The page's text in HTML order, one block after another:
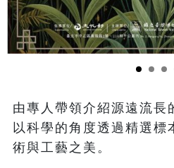
由專人帶領介紹源遠流長
以科學的角度透過精選標
術與工藝之美。